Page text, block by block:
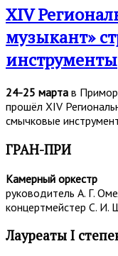
XIV
музыкант»
инструменты
24-25 марта в
прошёл XIV
смычковые
ГРАН-ПРИ
Камерный оркестр
руководитель А. Г.
концертмейстер С. И.
Лауреаты I